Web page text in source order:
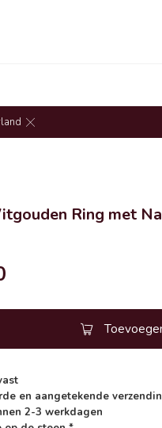
Ring met
en aangetekende
2-3 werkdagen